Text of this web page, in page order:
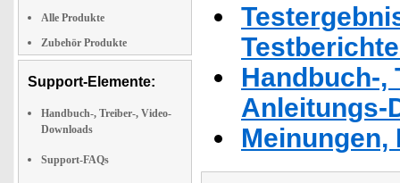
Alle Produkte
Zubehör Produkte
Support-Elemente:
Handbuch-, Treiber-, Video-
Downloads
Support-FAQs
Handbuch-,
Anleitungs-